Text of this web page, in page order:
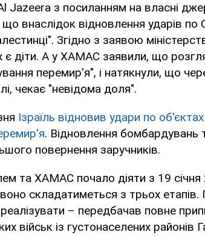
Jazeera з посиланням на власні
що внаслідок відновлення ударів по
Згідно з заявою
є діти. А у ХАМАС заявили, що
перемир'я", і натякнули, що
чекає "невідома доля".
Ізраїль відновив удари по
. Відновлення
повернення заручників.
та ХАМАС почало діяти з 19 січня
складатиметься з трьох
– передбачав повне
військ із густонаселених районів